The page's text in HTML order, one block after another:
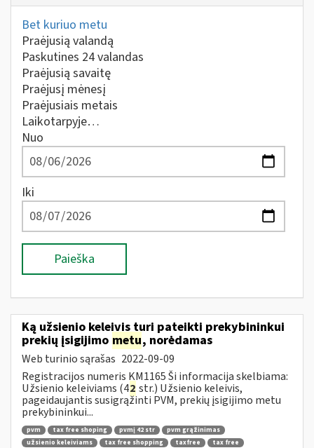
Bet kuriuo metu
Praėjusią valandą
Paskutines 24 valandas
Praėjusią savaitę
Praėjusį mėnesį
Praėjusiais metais
Laikotarpyje…
Nuo
Iki
Paieška
Ką užsienio keleivis turi pateikti prekybininkui
prekių įsigijimo metu, norėdamas
Web turinio sąrašas 2022-09-09
Registracijos numeris KM1165 Ši informacija skelbiama:
Užsienio keleiviams (42 str.) Užsienio keleivis,
pageidaujantis susigrąžinti PVM, prekių įsigijimo metu
prekybininkui...
pvm tax free shoping pvmį 42 str
pvm grąžinimas
užsienio keleiviams
tax free shopping taxfree
tax free